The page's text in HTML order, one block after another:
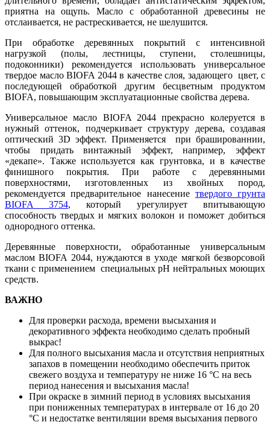
приятна на ощупь. Масло с обработанной древесины не
отслаивается, не растрескивается, не шелушится.
При обработке деревянных покрытий с интенсивной
нагрузкой (полы, лестницы, ступени, столешницы,
подоконники) рекомендуется использовать универсальное
твердое масло BIOFA 2044 в качестве слоя, задающего цвет, с
последующей обработкой другим бесцветным продуктом
BIOFA, повышающим эксплуатационные свойства дерева.
Универсальное масло BIOFA 2044 прекрасно колеруется в
нужный оттенок, подчеркивает структуру дерева, создавая
оптический 3D эффект. Применяется при брашированнии,
чтобы придать винтажный эффект, например, эффект
«декапе». Также используется как грунтовка, и в качестве
финишного покрытия. При работе с деревянными
поверхностями, изготовленных из хвойных пород,
рекомендуется предварительное нанесение твердого грунта
BIOFA 3754, который урегулирует впитывающую
способность твердых и мягких волокон и поможет добиться
однородного оттенка.
Деревянные поверхности, обработанные универсальным
маслом BIOFA 2044, нуждаются в уходе мягкой безворсовой
ткани с применением специальных pH нейтральных моющих
средств.
ВАЖНО
Для проверки расхода, времени высыхания и
декоративного эффекта необходимо сделать пробный
выкрас!
Для полного высыхания масла и отсутствия неприятных
запахов в помещении необходимо обеспечить приток
свежего воздуха и температуру не ниже 16 °C на весь
период нанесения и высыхания масла!
При окраске в зимний период в условиях высыхания
при пониженных температурах в интервале от 16 до 20
°C и недостатке вентиляции время высыхания первого